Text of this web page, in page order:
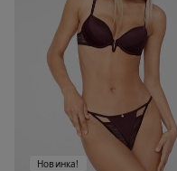
Новинка!